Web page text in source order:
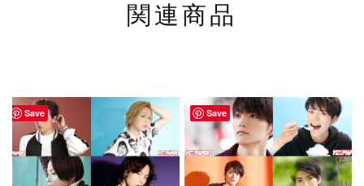
関連商品
Save Save